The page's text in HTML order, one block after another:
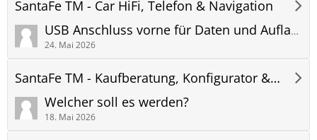
SantaFe TM - Car HiFi, Telefon & Navigation
USB Anschluss vorne für Daten und Aufladen von Geräten
24. Mai 2026
SantaFe TM - Kaufberatung, Konfigurator & Bestellung
Welcher soll es werden?
18. Mai 2026